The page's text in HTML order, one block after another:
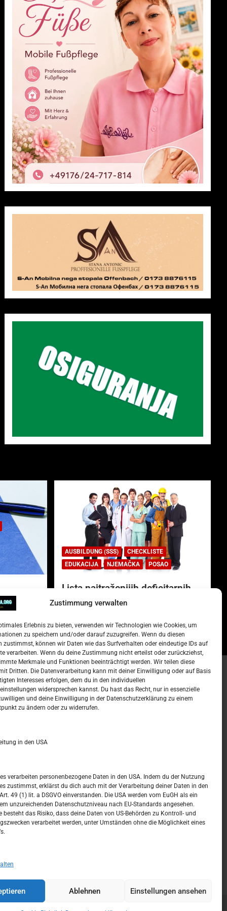
Zustimmung verwalten
Erlebnis zu bieten, verwenden wir Technologien wie Cookies, um
zu speichern und/oder darauf zuzugreifen. Wenn du diesen
zustimmst, können wir Daten wie das Surfverhalten oder eindeutige IDs auf
verarbeiten. Wenn du deine Zustimmung nicht erteilst oder zurückziehst,
Merkmale und Funktionen beeinträchtigt werden. Wir teilen diese
Dritten. Die Datenverarbeitung kann mit deiner Einwilligung oder auf Basis
Interesses erfolgen, dem du in den individuellen
widersprechen kannst. Du hast das Recht, nur in essenzielle
und deine Einwilligung in der Datenschutzerklärung zu einem
zu ändern oder zu widerrufen.
in den USA
verarbeiten personenbezogene Daten in den USA. Indem du der Nutzung
zustimmst, erklärst du dich auch mit der Verarbeitung deiner Daten in den
49 (1) lit. a DSGVO einverstanden. Die USA werden vom EuGH als ein
unzureichenden Datenschutzniveau nach EU-Standards angesehen.
besteht das Risiko, dass deine Daten von US-Behörden zu Kontroll- und
verarbeitet werden, unter Umständen ohne die Möglichkeit eines
Ablehnen Einstellungen ansehen
AUSBILDUNG (SSS)
CHECKLISTE
EDUKACIJA
NJEMAČKA POSAO
Lista najtraženijih deficitarnih
zanimanja u Njemačkoj.
–
Kalendar
10 11 12 13 14 15 16
17 18 19 20 21 22
24 25 26 27 28 29 30